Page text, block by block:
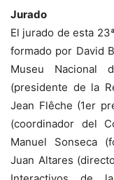
Jurado
El jurado de esta
formado por David
Museu Nacional
(presidente de la
Jean Flêche (1er
(coordinador del
Manuel Sonseca
Juan Altares